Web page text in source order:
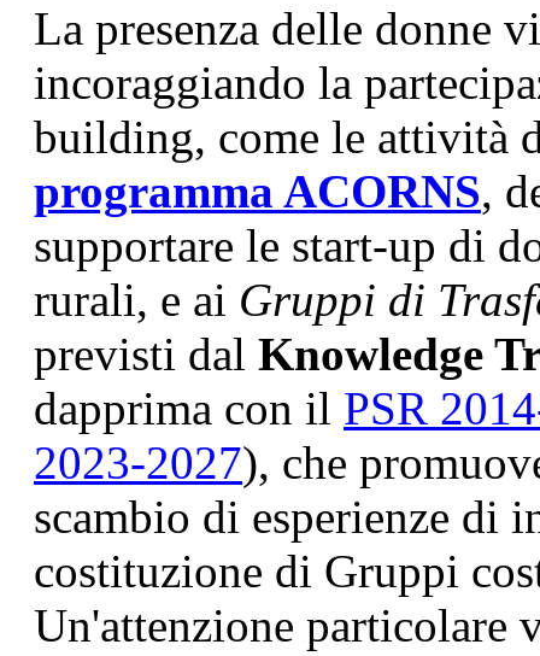
La presenza delle donne
incoraggiando la
building, come le attività
programma ACORNS,
supportare le start-up di
rurali, e ai Gruppi di
previsti dal Knowledge
dapprima con il PSR
2023-2027), che
scambio di esperienze di
costituzione di Gruppi
Un'attenzione particolare